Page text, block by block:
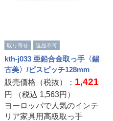
取り寄せ 返品不可
kth-j033 亜鉛合金取っ手〈錫
古美〉/ビスピッチ128mm
販売価格（税抜）： 1,421
円 （税込 1,563円）
ヨーロッパで人気のインテ
リア家具用高級取っ手